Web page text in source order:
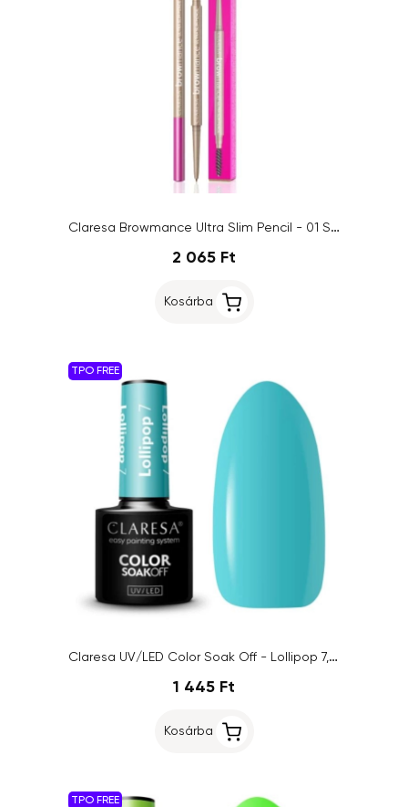
Claresa Browmance Ultra Slim Pencil - 01 Soft Brown
2 065 Ft
Kosárba
TPO FREE
Claresa UV/LED Color Soak Off - Lollipop 7, 5g
1 445 Ft
Kosárba
TPO FREE